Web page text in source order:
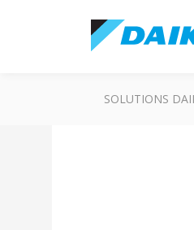
SOLUTIONS